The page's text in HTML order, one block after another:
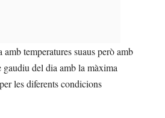
temperatures suaus però amb
gaudiu del dia amb la màxima
les diferents condicions